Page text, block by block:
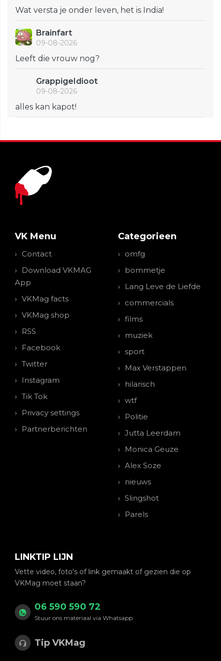
Wat versta je onder leven, het is India!
Brainfart
09-08-2026
Leeft die vrouw nog?
GrappigeIdioot
09-08-2026
alles kan kapot!
VK Menu
Contact
Download VKMAG
App
VKMag facts
VKMag shop
RSS
Facebook
Twitter
Instagram
Tik Tok
Privacy settings
Partnerberichten
Categorieen
omfg
bommetje
Lang Leve de Liefde
commercials
films
muziek
sport
Max Verstappen
hilarisch
wtf
Politie
Jutta Leerdam
Monica Geuze
Alex Soze
nieuws
Slingshot
Parels
LINKTIP LIJN
Vette video, foto's of link gemaakt of gezien die op
VKMag moet staan?
06 590 590 72
Stuur ons materiaal via Whatsapp
Tip VKMag